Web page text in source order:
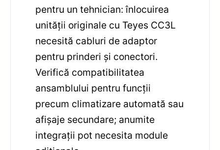
pentru un tehnician: înlocuirea
unității originale cu Teyes CC3L
necesită cabluri de adaptor
pentru prinderi și conectori.
Verifică compatibilitatea
ansamblului pentru funcții
precum climatizare automată sau
afișaje secundare; anumite
integrații pot necesita module